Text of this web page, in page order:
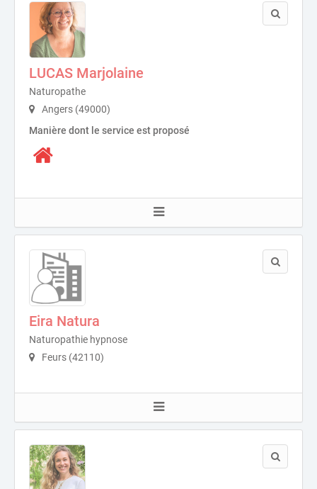
LUCAS Marjolaine
Naturopathe
Angers (49000)
Manière dont le service est proposé
Eira Natura
Naturopathie hypnose
Feurs (42110)